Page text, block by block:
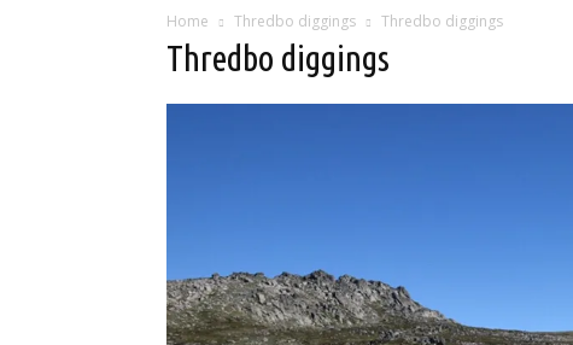
Home Thredbo diggings Thredbo diggings
Thredbo diggings